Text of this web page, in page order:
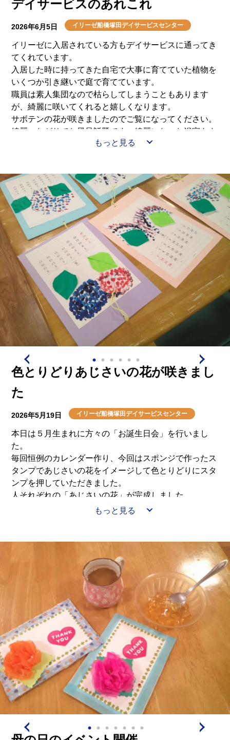
デイサービスのあれこれ
2026年6月5日 イリーゼ船橋塚田デイサービスセンター
イリーゼに入居されている方もデイサービスに通ってき
てくれています。
入居した時に持ってきた自宅で大事に育てていた植物を
いくつか引き継いで庭で育てています。
職員は素人集団なので枯らしてしまうこともあります
が、綺麗に咲いてくれると嬉しくなります。
サボテンの花が咲きましたのでご覧になってください。
綺麗つながりでお風呂話題です。綺麗になった浴室をさ
らにリニューアルしました。
もっと見る
色とりどりあじさいの花が咲きまし
た
2026年5月19日 イリーゼ船橋塚田デイサービスセンター
本日は５月生まれに方々の「お誕生日会」を行いまし
た。
毎回恒例のカレンダー作り、今回はスポンジで作ったス
タンプであじさいの花をイメージして色とりどりにスタ
ンプを押していただきました。
人それぞれの「あじさいの花」が完成しました。
それぞれ見せ合いながら、大きな花ができたね、色がき
これからも手作りでかわいいもの、きれいなものを作れ
もっと見る